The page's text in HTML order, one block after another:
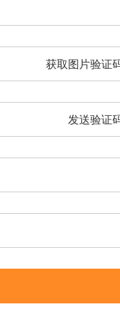
获取图片验证
发送验证